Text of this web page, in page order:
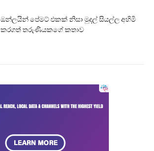
ඔන්ලයින් පේමට් එකක් නිසා මුදල් සියල්ල අහිමි
කරගත් තරුණියකගේ කතාව